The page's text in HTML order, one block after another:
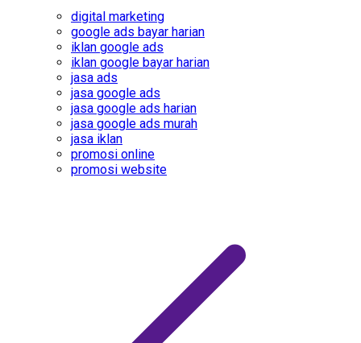
digital marketing
google ads bayar harian
iklan google ads
iklan google bayar harian
jasa ads
jasa google ads
jasa google ads harian
jasa google ads murah
jasa iklan
promosi online
promosi website